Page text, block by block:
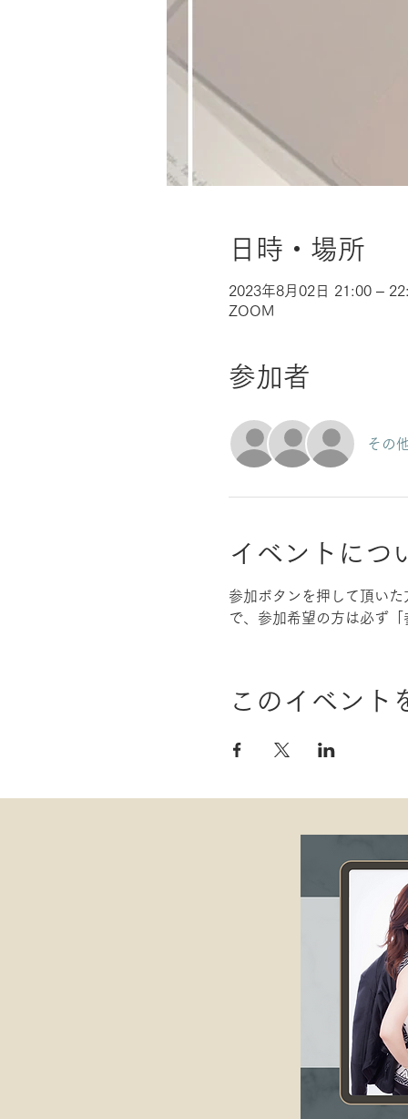
日時・場所
2023年8月02日 21:00 –
ZOOM
参加者
その
イベントにつ
参加ボタンを押して頂い
で、参加希望の方は必ず
このイベント